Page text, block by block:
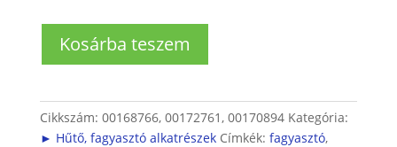
NTC
mennyiség
Kosárba teszem
Cikkszám: 00168766, 00172761, 00170894 Kategória:
► Hűtő, fagyasztó alkatrészek Címkék: fagyasztó,